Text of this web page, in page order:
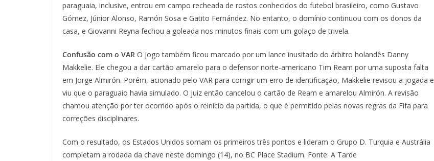
paraguaia, inclusive, entrou em campo recheada de rostos conhecidos do futebol brasileiro, como Gustavo
Gómez, Júnior Alonso, Ramón Sosa e Gatito Fernández. No entanto, o domínio continuou com os donos da
casa, e Giovanni Reyna fechou a goleada nos minutos finais com um golaço de trivela.
Confusão com o VAR O jogo também ficou marcado por um lance inusitado do árbitro holandês Danny
Makkelie. Ele chegou a dar cartão amarelo para o defensor norte-americano Tim Ream por uma suposta falta
em Jorge Almirón. Porém, acionado pelo VAR para corrigir um erro de identificação, Makkelie revisou a jogada e
viu que o paraguaio havia simulado. O juiz então cancelou o cartão de Ream e amarelou Almirón. A revisão
chamou atenção por ter ocorrido após o reinício da partida, o que é permitido pelas novas regras da Fifa para
correções disciplinares.
Com o resultado, os Estados Unidos somam os primeiros três pontos e lideram o Grupo D. Turquia e Austrália
completam a rodada da chave neste domingo (14), no BC Place Stadium. Fonte: A Tarde